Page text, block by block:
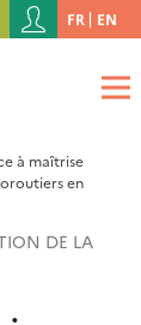
FR EN
à maîtrise
en
DE LA